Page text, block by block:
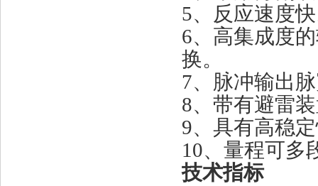
5、反应速度
6、高集成度
换。
7、脉冲输出
8、带有避雷
9、具有高稳
10、量程可多
技术指标